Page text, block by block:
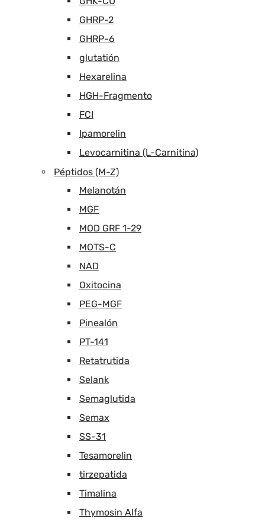
GHRP-2
GHRP-6
glutatión
Hexarelina
HGH-Fragmento
FCI
Ipamorelin
Levocarnitina (L-Carnitina)
Péptidos (M-Z)
Melanotán
MGF
MOD GRF 1-29
MOTS-C
NAD
Oxitocina
PEG-MGF
Pinealón
PT-141
Retatrutida
Selank
Semaglutida
Semax
SS-31
Tesamorelin
tirzepatida
Timalina
Thymosin Alfa